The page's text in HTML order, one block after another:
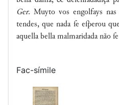
Ger. Muyto vos engolfays nas
tendes, que nada ſe eſperou
aquella bella malmaridada não
Fac-símile